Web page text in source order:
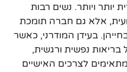
יותר ויותר. נשים רבות
אלא גם חברה תומכת
בעידן המודרני, כאשר
בריאות נפשית ורגשית,
לצרכים האישיים